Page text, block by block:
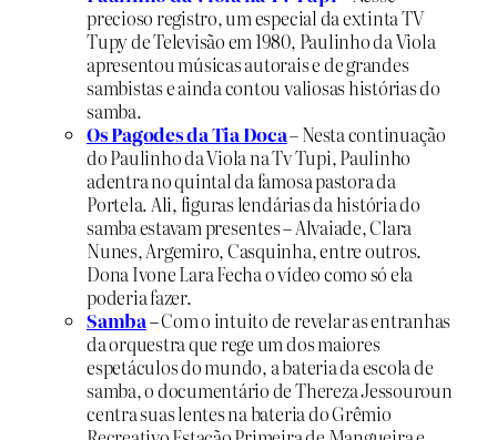
precioso registro, um especial da extinta TV
Tupy de Televisão em 1980, Paulinho da Viola
apresentou músicas autorais e de grandes
sambistas e ainda contou valiosas histórias do
samba.
Os Pagodes da Tia Doca–Nesta continuação
do Paulinho da Viola na Tv Tupi, Paulinho
adentra no quintal da famosa pastora da
Portela. Ali, figuras lendárias da história do
samba estavam presentes – Alvaiade, Clara
Nunes, Argemiro, Casquinha, entre outros.
Dona Ivone Lara Fecha o vídeo como só ela
poderia fazer.
Samba–Com o intuito de revelar as entranhas
da orquestra que rege um dos maiores
espetáculos do mundo, a bateria da escola de
samba, o documentário de Thereza Jessouroun
centra suas lentes na bateria do Grêmio